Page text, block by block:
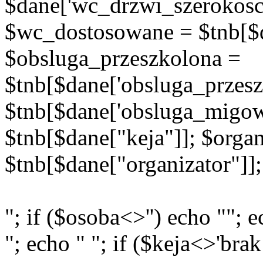
$wc_dostosowane =
$obsluga_przeszkolona =
$tnb[$dane["keja"]];
"; if ($osoba<>'') echo "";
"; echo " "; if